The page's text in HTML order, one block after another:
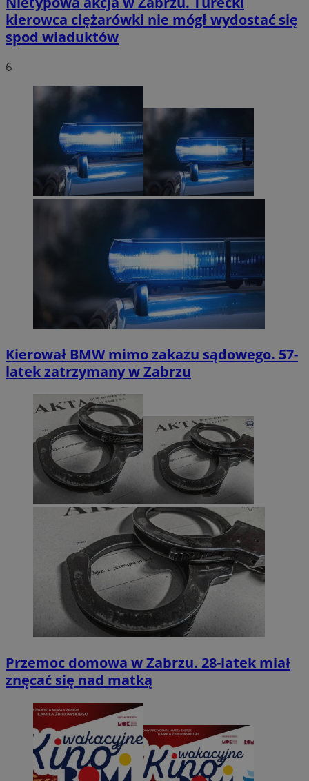
kierowca ciężarówki nie mógł wydostać się
spod wiaduktów
6
Kierował BMW mimo zakazu sądowego. 57-
latek zatrzymany w Zabrzu
Przemoc domowa w Zabrzu. 28-latek miał
znęcać się nad matką